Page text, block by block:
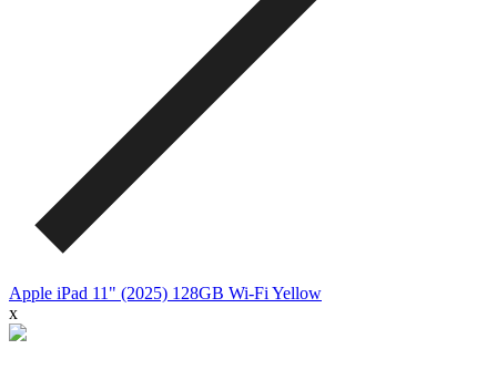
Apple iPad 11" (2025) 128GB Wi-Fi Yellow
x